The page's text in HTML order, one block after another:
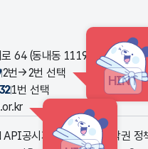
64 (동내동 1119번지) 한국교
2번→2번 선택
HINT
1번 선택
API공시자료 다운로드저작권 정